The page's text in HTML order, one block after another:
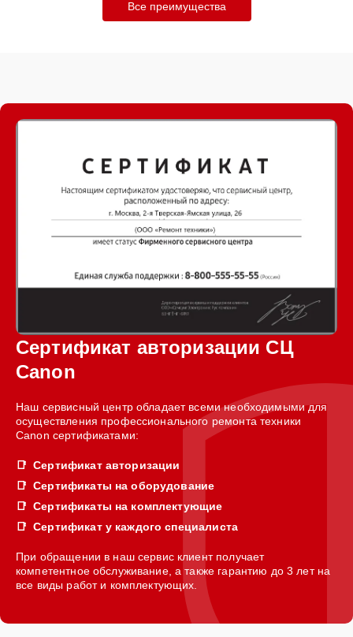
Все преимущества
Сертификат авторизации СЦ
Canon
Наш сервисный центр обладает всеми необходимыми для
осуществления профессионального ремонта техники
Canon сертификатами:
Сертификат авторизации
Сертификаты на оборудование
Сертификаты на комплектующие
Сертификат у каждого специалиста
При обращении в наш сервис клиент получает
компетентное обслуживание, а также гарантию до 3 лет на
все виды работ и комплектующих.